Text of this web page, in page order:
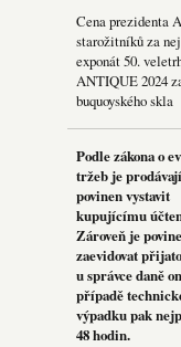
Cena prezidenta
starožitníků za
exponát 50.
ANTIQUE 2024
buquoyského skla
Podle zákona o
tržeb je
povinen vystavit
kupujícímu
Zároveň je
zaevidovat
u správce daně
případě
výpadku pak
48 hodin.